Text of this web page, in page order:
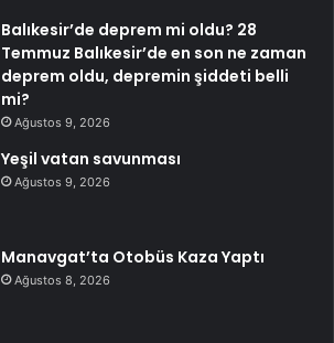
Balıkesir’de deprem mi oldu? 28
Temmuz Balıkesir’de en son ne zaman
deprem oldu, depremin şiddeti belli
mi?
Ağustos 9, 2026
Yeşil vatan savunması
Ağustos 9, 2026
Manavgat’ta Otobüs Kaza Yaptı
Ağustos 8, 2026